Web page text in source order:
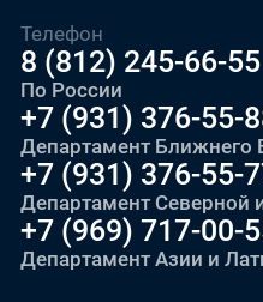
Телефон
8 (812) 245-66-55
По России
+7 (931) 376-55-
Департамент
+7 (931) 376-55-
Департамент Северной
+7 (969) 717-00-
Департамент Азии и